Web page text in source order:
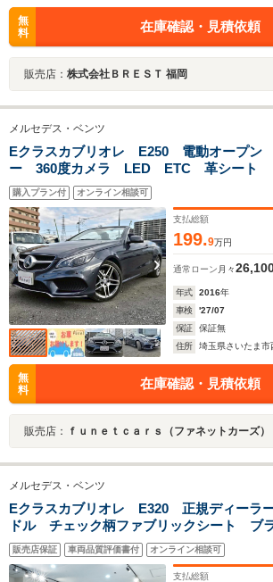
無
料
在庫確認・見積依頼
販売店： 株式会社ＢＲＥＳＴ 福岡
メルセデス・ベンツ
Eクラスカブリオレ E250 電動オープン
ー 360度カメラ LED ETC 革シート
購入プラン付 オンライン相談可
支払総額
199.9万円
通常ローン 月々
年式 2016年
車検
'27/07
保証
保証無
住所
埼玉県さいたま市
無
料
在庫確認・見積依頼
販売店： ｆｕｎｅｔｃａｒｓ（ファネットカーズ）
メルセデス・ベンツ
Eクラスカブリオレ E320 正規ディーラ
ドル チェック柄ファブリックシート ブ
トップ 幌動作確認済 ATオーバーホール
ップシリンダO/H済 ユーザー様買取車輌
販売店保証 車両品質評価書付 オンライン相談可
支払総額